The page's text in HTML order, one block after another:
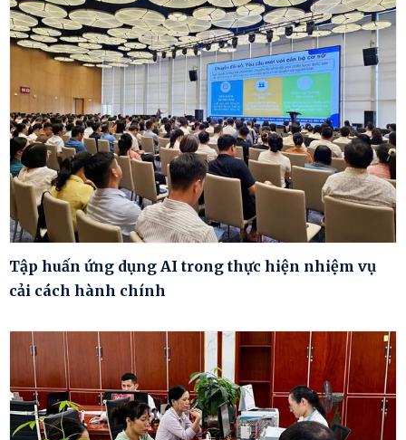
Tập huấn ứng dụng AI trong thực hiện nhiệm vụ
cải cách hành chính